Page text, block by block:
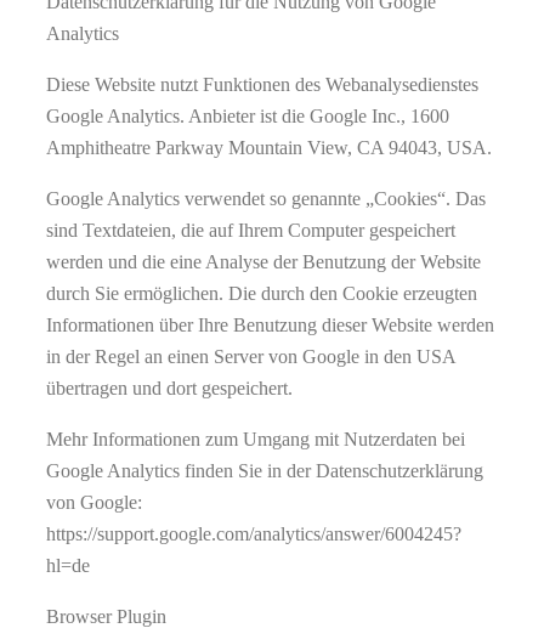
Analytics
Diese Website nutzt Funktionen des Webanalysedienstes
Google Analytics. Anbieter ist die Google Inc., 1600
Amphitheatre Parkway Mountain View, CA 94043, USA.
Google Analytics verwendet so genannte „Cookies“. Das
sind Textdateien, die auf Ihrem Computer gespeichert
werden und die eine Analyse der Benutzung der Website
durch Sie ermöglichen. Die durch den Cookie erzeugten
Informationen über Ihre Benutzung dieser Website werden
in der Regel an einen Server von Google in den USA
übertragen und dort gespeichert.
Mehr Informationen zum Umgang mit Nutzerdaten bei
Google Analytics finden Sie in der Datenschutzerklärung
von Google:
https://support.google.com/analytics/answer/6004245?
hl=de
Browser Plugin